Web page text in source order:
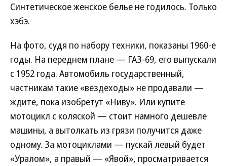
Синтетическое женское белье не годилось. Только
хэбэ.
На фото, судя по набору техники, показаны 1960-е
годы. На переднем плане — ГАЗ-69, его выпускали
с 1952 года. Автомобиль государственный,
частникам такие «вездеходы» не продавали —
ждите, пока изобретут «Ниву». Или купите
мотоцикл с коляской — стоит намного дешевле
машины, а вытолкать из грязи получится даже
одному. За мотоциклами — пускай левый будет
«Уралом», а правый — «Явой», просматривается